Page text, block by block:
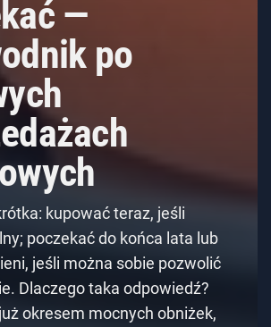
—
po
kupować teraz, jeśli
poczekać do końca lata lub
jeśli można sobie pozwolić
Dlaczego taka odpowiedź?
okresem mocnych obniżek,